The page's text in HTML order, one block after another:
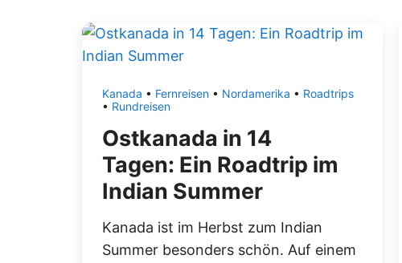
Kanada • Fernreisen • Nordamerika • Roadtrips
• Rundreisen
Ostkanada in 14
Tagen: Ein Roadtrip im
Indian Summer
Kanada ist im Herbst zum Indian
Summer besonders schön. Auf einem